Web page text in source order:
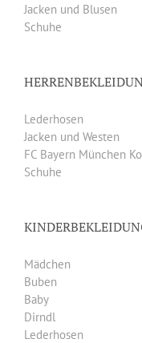
Jacken und Blusen
Schuhe
Lederhosen
Jacken und Westen
FC Bayern München
Schuhe
Mädchen
Buben
Baby
Dirndl
Lederhosen